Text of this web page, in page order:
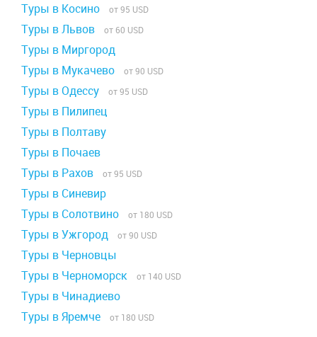
Туры в Косино от 95 USD
Туры в Львов от 60 USD
Туры в Миргород
Туры в Мукачево
от 90 USD
Туры в Одессу от 95 USD
Туры в Пилипец
Туры в Полтаву
Туры в Почаев
Туры в Рахов
от 95 USD
Туры в Синевир
Туры в Солотвино
от 180 USD
Туры в Ужгород от 90 USD
Туры в Черновцы
Туры в Черноморск
от 140 USD
Туры в Чинадиево
Туры в Яремче
от 180 USD